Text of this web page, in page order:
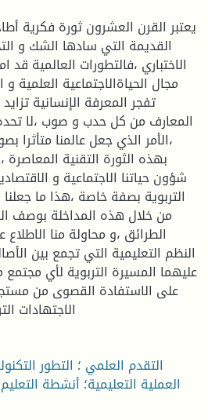
يعتبر القرن العشرون ثورة فكرية
القديمة التي سادها الشك و
الاختباري ،فالتطورات العالمية
مجال الحياةالاجتماعية العلمية
تفجر المعرفة الإنسانية
المعارف من كل حدب و صوب ،لا
،الأمر الذي جعل عالمنا متأثرا
بهذه الثورة التقنية
شؤون حياتنا الاجتماعية و
التربوية بصفة خاصة ،هذا ما
من خلال هذه المداخلة بوصف
الطرائق ،و محاولة منا
النظم التعليمية التي تجمع بين
عليهما المسيرة التربوية لأي مجتمع
على الاستفادة القصوى من
الاجتهادات
العملية التعليمية؛ أنشطة